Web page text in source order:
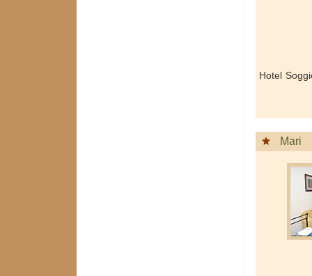
Hotel
Mari